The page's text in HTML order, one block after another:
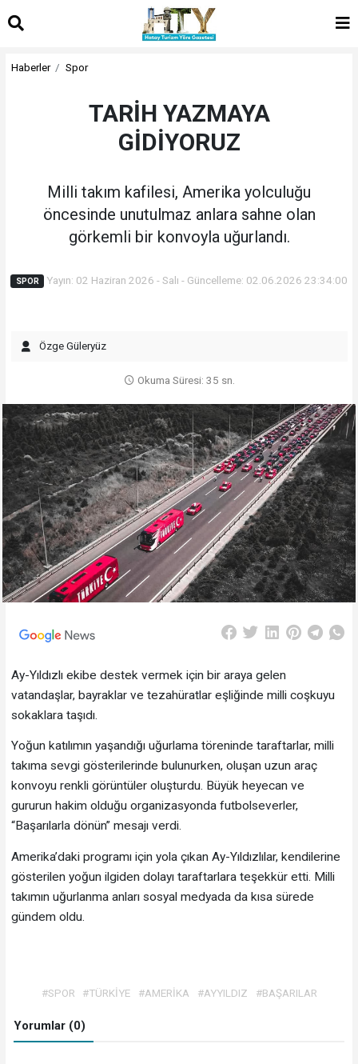
Haberler Spor
TARİH YAZMAYA
GİDİYORUZ
Milli takım kafilesi, Amerika yolculuğu
öncesinde unutulmaz anlara sahne olan
görkemli bir konvoyla uğurlandı.
SPOR Yayın: 02 Haziran 2026 - Salı - Güncelleme: 02.06.2026 23:34:00
Özge Güleryüz
Okuma Süresi: 35 sn.
Ay-Yıldızlı ekibe destek vermek için bir araya gelen
vatandaşlar, bayraklar ve tezahüratlar eşliğinde milli coşkuyu
sokaklara taşıdı.
Yoğun katılımın yaşandığı uğurlama töreninde taraftarlar, milli
takıma sevgi gösterilerinde bulunurken, oluşan uzun araç
konvoyu renkli görüntüler oluşturdu. Büyük heyecan ve
gururun hakim olduğu organizasyonda futbolseverler,
“Başarılarla dönün” mesajı verdi.
Amerika’daki programı için yola çıkan Ay-Yıldızlılar, kendilerine
gösterilen yoğun ilgiden dolayı taraftarlara teşekkür etti. Milli
takımın uğurlanma anları sosyal medyada da kısa sürede
gündem oldu.
#SPOR #TÜRKİYE #AMERİKA #AYYILDIZ #BAŞARILAR
Yorumlar (0)